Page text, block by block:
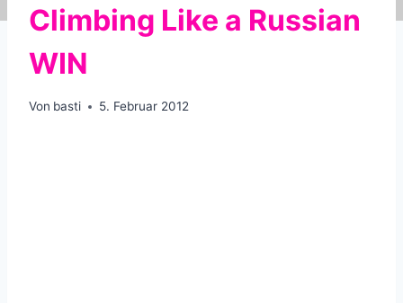
Climbing Like a Russian
WIN
Von basti 5. Februar 2012